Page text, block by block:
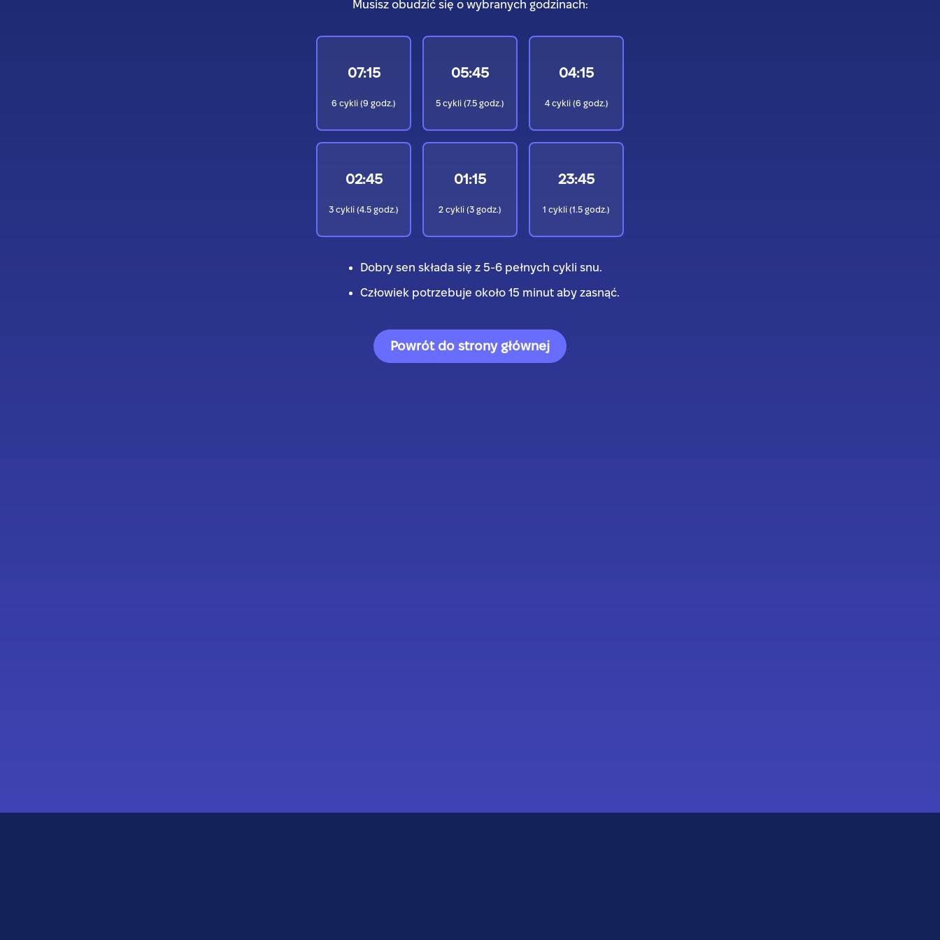
Musisz obudzić się o wybranych godzinach:
07:15
6 cykli (9 godz.)
05:45
5 cykli (7.5 godz.)
04:15
4cykli (6 godz.)
02:45
3 cykli (4.5 godz.)
01:15
2 cykli (3 godz.)
23:45
1 cykli (1.5 godz.)
Dobry sen składa się z 5-6 pełnych cykli snu.
Człowiek potrzebuje około 15 minut aby zasnąć.
Powrót do strony głównej